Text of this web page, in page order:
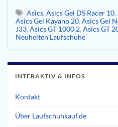
Asics, Asics Gel DS Racer 10,
Asics Gel Kayano 20, Asics Gel
J33, Asics GT 1000 2, Asics GT
Neuheiten Laufschuhe
INTERAKTIV & INFOS
Kontakt
Über Laufschuhkauf.de